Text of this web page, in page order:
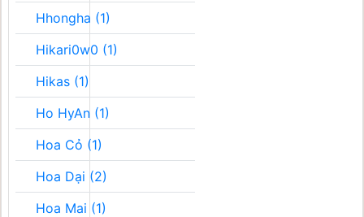
Hhongha (1)
Hikari0w0 (1)
Hikas (1)
Ho HyAn (1)
Hoa Cỏ (1)
Hoa Dại (2)
Hoa Mai (1)